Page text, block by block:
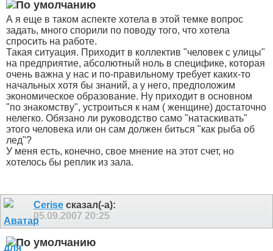
А я еще в таком аспекте хотела в этой темке вопрос
задать, много спорили по поводу того, что хотела
спросить на работе.
Такая ситуация. Приходит в коллектив "человек с улицы"
на предприятие, абсолютный ноль в специфике, которая
очень важна у нас и по-правильному требует каких-то
начальных хотя бы знаний, а у него, предположим
экономическое образование. Ну приходит в основном
"по знакомству", устроиться к нам ( женщине) достаточно
нелегко. Обязано ли руководство само "натаскивать"
этого человека или он сам должен биться "как рыба об
лед"?
У меня есть, конечно, свое мнение на этот счет, но
хотелось бы реплик из зала.
Cerise сказал(-а):
05.09.2007 20:25